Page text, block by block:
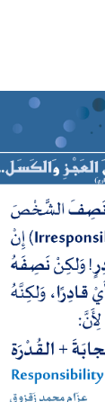
من العجز